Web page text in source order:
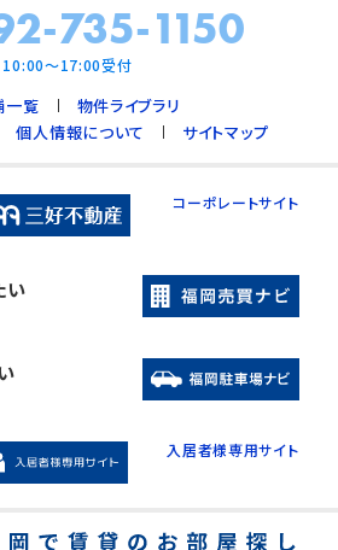
735-1150
10:00～17:00受付
一覧
物件ライブラリ
個人情報について サイトマップ
コーポレートサイト
い
入居者様専用サイト